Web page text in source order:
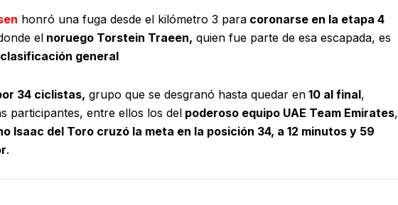
honró una fuga desde el kilómetro 3 para coronarse en la etapa 4
el noruego Torstein Traeen, quien fue parte de esa escapada, es
general
34 ciclistas, grupo que se desgranó hasta quedar en 10 al final,
participantes, entre ellos los del poderoso equipo UAE Team Emirates,
Isaac del Toro cruzó la meta en la posición 34, a 12 minutos y 59
.